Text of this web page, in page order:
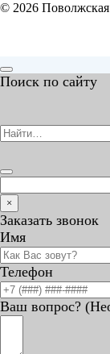
© 2026
Поиск по сайту
for:
×
Заказать звонок
Имя
Телефон
Ваш вопрос?